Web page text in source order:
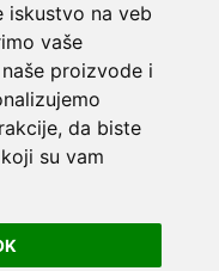
iskustvo na veb
vaše
proizvode i
, da biste
su vam